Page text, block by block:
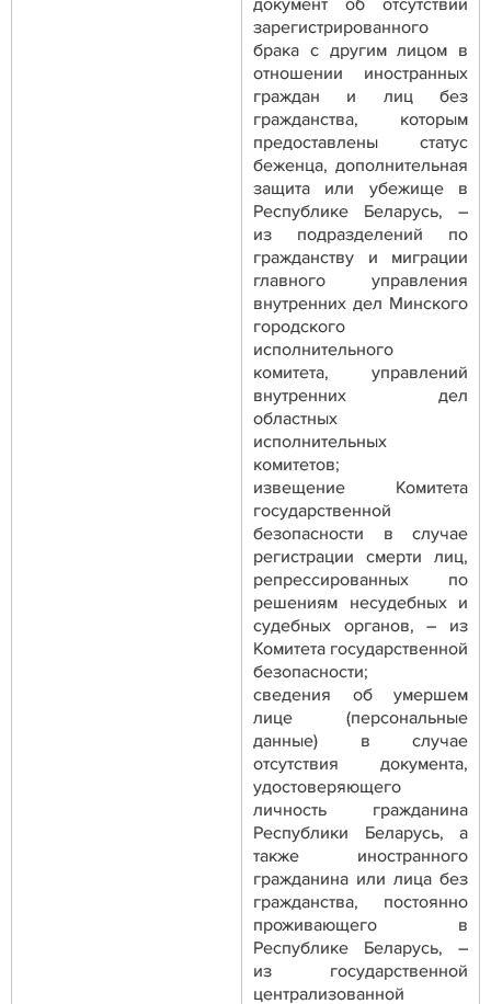
документ об отсутствии
зарегистрированного
брака с другим лицом в
отношении иностранных
граждан и лиц без
гражданства, которым
предоставлены статус
беженца, дополнительная
защита или убежище в
Республике Беларусь, –
из подразделений по
гражданству и миграции
главного управления
внутренних дел Минского
городского
исполнительного
комитета, управлений
внутренних дел
областных
исполнительных
комитетов;
извещение Комитета
государственной
безопасности в случае
регистрации смерти лиц,
репрессированных по
решениям несудебных и
судебных органов, – из
Комитета государственной
безопасности;
сведения об умершем
лице (персональные
данные) в случае
отсутствия документа,
удостоверяющего
личность гражданина
Республики Беларусь, а
также иностранного
гражданина или лица без
гражданства, постоянно
проживающего в
Республике Беларусь, –
из государственной
централизованной